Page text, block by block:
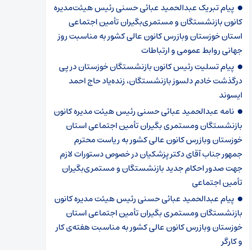
پیام تبریک عبدالحمید عبائی حسنی رئیس هیئت‌مدیره
کانون بازنشستگان و مستمری‌بگیران تأمین اجتماعی
استان خوزستان وبازرس کانون عالی کشور به مناسبت روز
جهانی روابط عمومی و ارتباطات
پیام تسلیت رئیس کانون بازنشستگان خوزستان در پی
درگذشت خادم دلسوز بازنشستگان، زنده‌یاد حاج احمد
ایسوند
نامه عبدالحمید عبائی حسنی رئیس هیئت مدیره کانون
بازنشستگان ومستمری بگیران تأمین اجتماعی استان
خوزستان وبازرس کانون عالی کشور به ریاست محترم
جمهور جناب آقای دکتر پزشکیان در خصوص دستورات لازم
جهت صدور احکام جدید بازنشستگان و مستمری‌بگیران
تأمین اجتماعی
پیام عبدالحمید عبائی حسنی رئیس هیئت مدیره کانون
بازنشستگان ومستمری بگیران تأمین اجتماعی استان
خوزستان وبازرس کانون عالی کشور به مناسبت هفته‌ی کار
و کارگر